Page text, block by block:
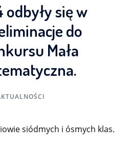
odbyły się w
do
Mała
siódmych i ósmych klas.